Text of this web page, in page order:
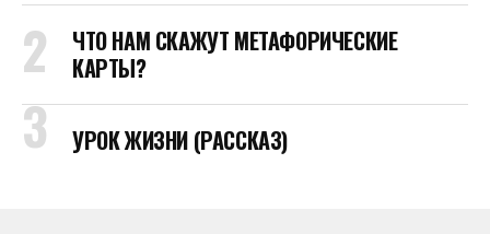
ЧТО НАМ СКАЖУТ МЕТАФОРИЧЕСКИЕ
КАРТЫ?
УРОК ЖИЗНИ (РАССКАЗ)